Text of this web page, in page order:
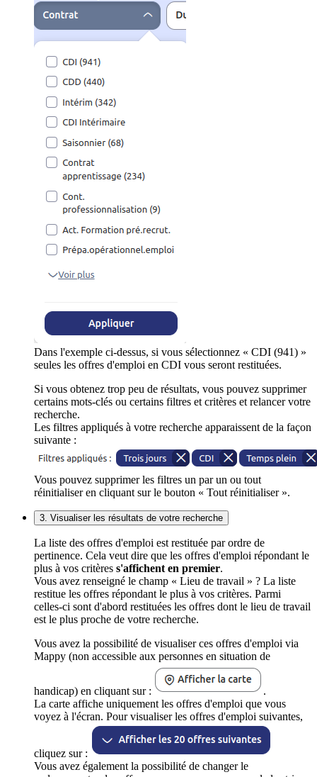
Dans l'exemple ci-dessus, si vous sélectionnez « CDI (941) »
seules les offres d'emploi en CDI vous seront restituées.
Si vous obtenez trop peu de résultats, vous pouvez supprimer
certains mots-clés ou certains filtres et critères et relancer votre
recherche.
Les filtres appliqués à votre recherche apparaissent de la façon
suivante :
Vous pouvez supprimer les filtres un par un ou tout
réinitialiser en cliquant sur le bouton « Tout réinitialiser ».
3. Visualiser les résultats de votre recherche
La liste des offres d'emploi est restituée par ordre de
pertinence. Cela veut dire que les offres d'emploi répondant le
plus à vos critères s'affichent en premier.
Vous avez renseigné le champ « Lieu de travail » ? La liste
restitue les offres répondant le plus à vos critères. Parmi
celles-ci sont d'abord restituées les offres dont le lieu de travail
est le plus proche de votre recherche.
Vous avez la possibilité de visualiser ces offres d'emploi via
Mappy (non accessible aux personnes en situation de
handicap) en cliquant sur :
.
La carte affiche uniquement les offres d'emploi que vous
voyez à l'écran. Pour visualiser les offres d'emploi suivantes,
cliquez sur :
Vous avez également la possibilité de changer le